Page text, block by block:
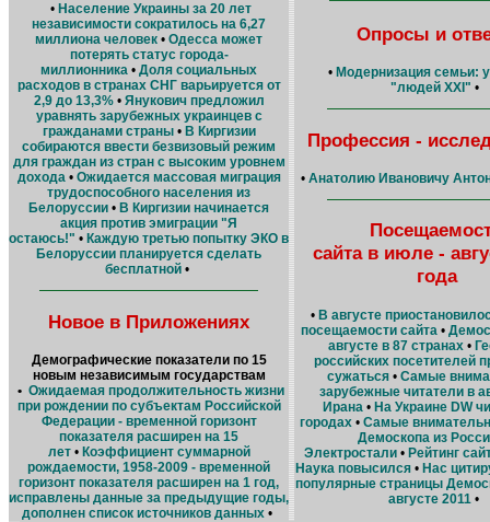
• Население Украины за 20 лет
независимости сократилось на 6,27
миллиона человек • Одесса может
потерять статус города-
миллионника • Доля социальных
расходов в странах СНГ варьируется от
2,9 до 13,3%• Янукович предложил
уравнять зарубежных украинцев с
гражданами страны• В Киргизии
собираются ввести безвизовый режим
для граждан из стран с высоким уровнем
дохода• Ожидается массовая миграция
трудоспособного населения из
Белоруссии • В Киргизии начинается
акция против эмиграции "Я
остаюсь!" • Каждую третью попытку ЭКО в
Белоруссии планируется сделать
бесплатной •
Новое в Приложениях
Демографические показатели по 15
новым независимым государствам
• Ожидаемая продолжительность жизни
при рождении по субъектам Российской
Федерации - временной горизонт
показателя расширен на 15
лет• Коэффициент суммарной
рождаемости, 1958-2009 - временной
горизонт показателя расширен на 1 год,
исправлены данные за предыдущие годы,
дополнен список источников данных •
Опросы и
• Модернизация семьи:
"людей XXI" •
Профессия -
• Анатолию Ивановичу
сайта в июле -
года
• В августе
посещаемости сайта •
августе в 87 странах •
российских посетителей
сужаться• Самые
зарубежные читатели в
Ирана • На Украине DW
городах • Cамые
Демоскопа из
Электростали • Рейтинг
Наука повысился• Нас
популярные страницы
августе 2011 •